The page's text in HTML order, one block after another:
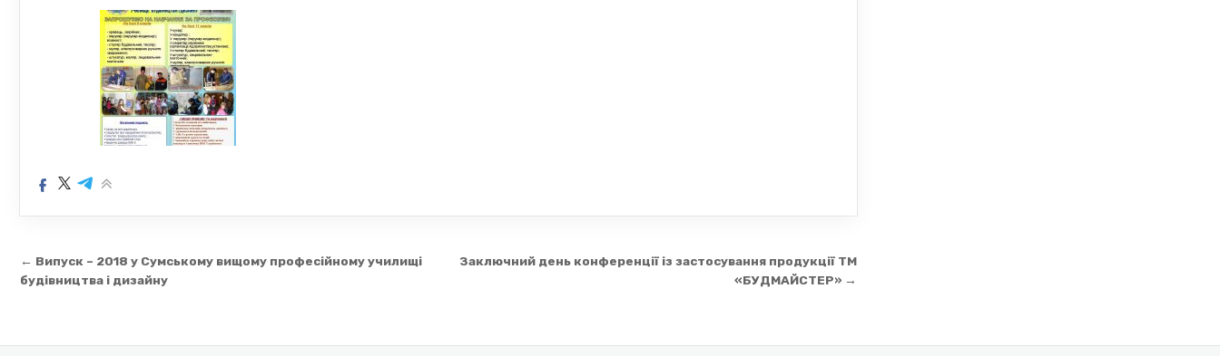
Навігація
записів
Заключний день конференції із застосування продукції ТМ
«БУДМАЙСТЕР» →
← Випуск – 2018 у Сумському вищому професійному училищі
будівництва і дизайну